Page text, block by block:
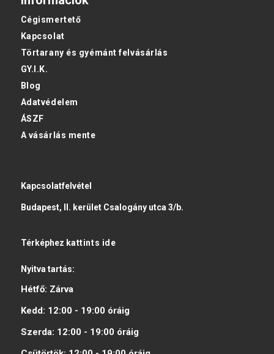
Cégismertető
Kapcsolat
Törtarany és gyémánt felvásárlás
GY.I.K.
Blog
Adatvédelem
ÁSZF
A vásárlás mente
Kapcsolatfelvétel
Budapest, II. kerület Csalogány utca 3/b.
Térképhez kattints ide
Nyitva tartás:
Hétfő: Zárva
Kedd: 12:00 - 19:00 óráig
Szerda: 12:00 - 19:00 óráig